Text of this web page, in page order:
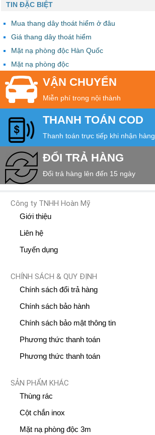
TIN ĐẶC BIỆT
Mua thang dây thoát hiểm ở đâu
Giá thang dây thoát hiểm
Mặt nạ phòng độc Hàn Quốc
Mặt nạ phòng độc
VẬN CHUYỂN
Miễn phí trong nội thành
THANH TOÁN COD
Thanh toán trực tiếp khi nhận hàng
ĐỔI TRẢ HÀNG
Đổi trả hàng lên đến 15 ngày
Công ty TNHH Hoàn Mỹ
Giới thiệu
Liên hệ
Tuyến dụng
CHÍNH SÁCH & QUY ĐỊNH
Chính sách đổi trả hàng
Chính sách bảo hành
Chính sách bảo mật thông tin
Phương thức thanh toán
Phương thức thanh toán
SẢN PHẨM KHÁC
Thùng rác
Cột chắn inox
Mặt nạ phòng độc 3m